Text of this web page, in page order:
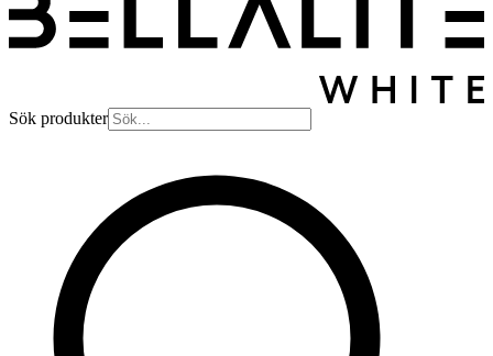
Sök produkter